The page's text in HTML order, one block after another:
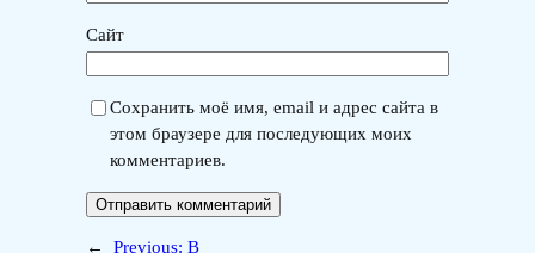
Сайт
Сохранить моё имя, email и адрес сайта в
этом браузере для последующих моих
комментариев.
← Previous: В